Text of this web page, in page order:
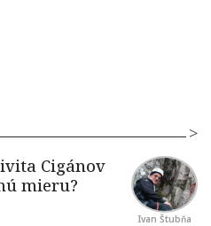
Ivan Štubňa